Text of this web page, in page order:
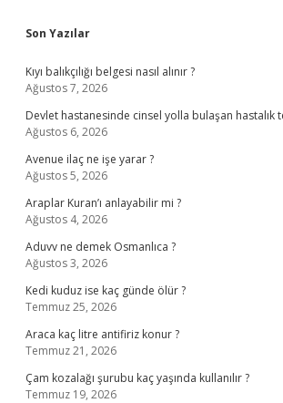
Sidebar
Son Yazılar
Kıyı balıkçılığı belgesi nasıl alınır ?
Ağustos 7, 2026
Devlet hastanesinde cinsel yolla bulaşan hastalık
Ağustos 6, 2026
Avenue ilaç ne işe yarar ?
Ağustos 5, 2026
Araplar Kuran’ı anlayabilir mi ?
Ağustos 4, 2026
Aduvv ne demek Osmanlıca ?
Ağustos 3, 2026
Kedi kuduz ise kaç günde ölür ?
Temmuz 25, 2026
Araca kaç litre antifiriz konur ?
Temmuz 21, 2026
Çam kozalağı şurubu kaç yaşında kullanılır ?
Temmuz 19, 2026